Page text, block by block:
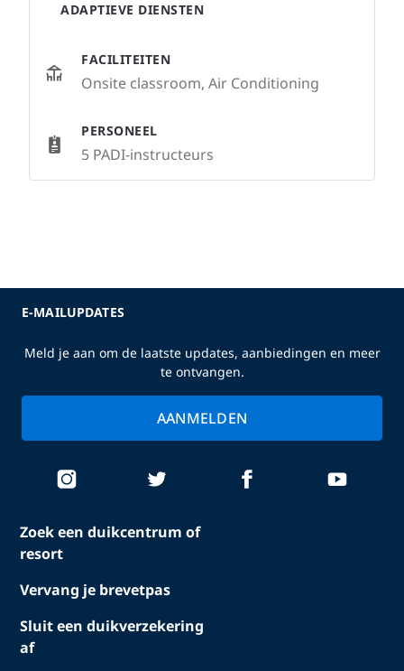
ADAPTIEVE DIENSTEN
FACILITEITEN
Onsite classroom, Air Conditioning
PERSONEEL
5 PADI-instructeurs
Zoek een duikcentrum of
resort
Vervang je brevetpas
Sluit een duikverzekering
af
E-MAILUPDATES
Meld je aan om de laatste updates, aanbiedingen en meer
te ontvangen.
AANMELDEN